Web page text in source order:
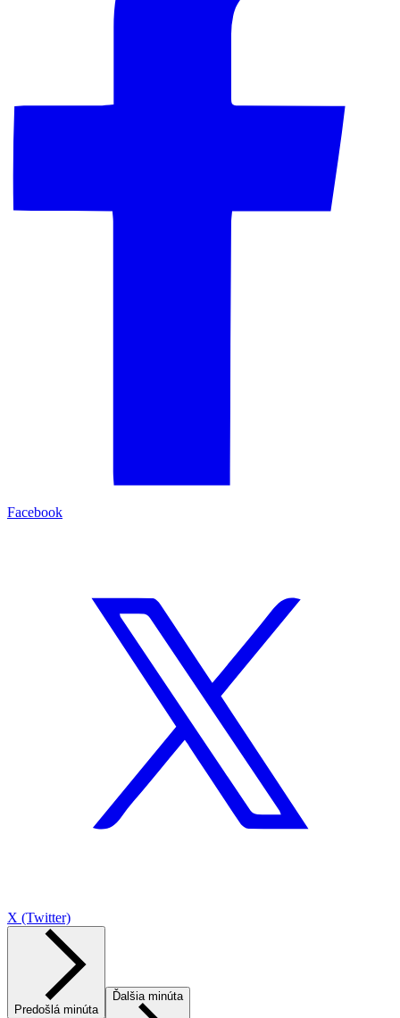
Facebook
X (Twitter)
Predošlá minúta
Ďalšia minúta